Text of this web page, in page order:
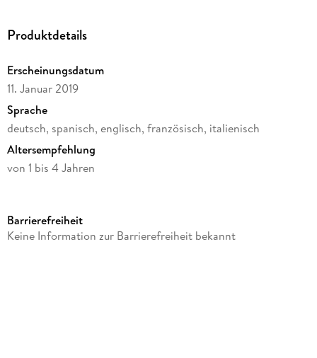
- Pflegeleicht
- Belastbar bis 50 kg
Produktdetails
Erscheinungsdatum
11. Januar 2019
Sprache
deutsch, spanisch, englisch, französisch, italienisch
Altersempfehlung
von 1 bis 4 Jahren
Verlag/Hersteller
Barrierefreiheit
Keine Information zur Barrierefreiheit bekannt